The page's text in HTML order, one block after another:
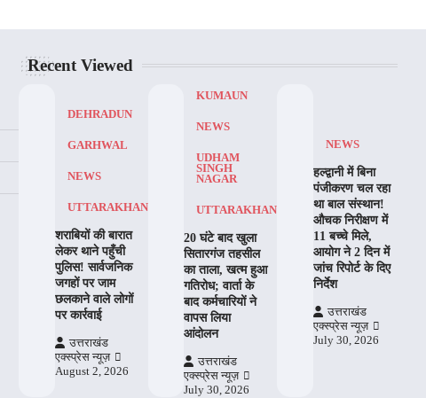
Recent Viewed
DEHRADUN
GARHWAL
NEWS
UTTARAKHAND
शराबियों की बारात
लेकर थाने पहुँची
पुलिस! सार्वजनिक
जगहों पर जाम
छलकाने वाले लोगों
पर कार्रवाई
उत्तराखंड
एक्स्प्रेस न्यूज़
August 2, 2026
KUMAUN
NEWS
UDHAM
SINGH
NAGAR
UTTARAKHAND
20 घंटे बाद खुला
सितारगंज तहसील
का ताला, खत्म हुआ
गतिरोध; वार्ता के
बाद कर्मचारियों ने
वापस लिया
आंदोलन
उत्तराखंड
एक्स्प्रेस न्यूज़
July 30, 2026
NEWS
हल्द्वानी में बिना
पंजीकरण चल रहा
था बाल संस्थान!
औचक निरीक्षण में
11 बच्चे मिले,
आयोग ने 2 दिन में
जांच रिपोर्ट के दिए
निर्देश
उत्तराखंड
एक्स्प्रेस न्यूज़
July 30, 2026